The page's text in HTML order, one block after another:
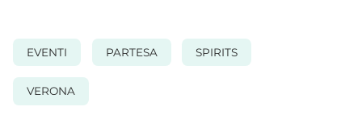
EVENTI PARTESA SPIRITS
VERONA